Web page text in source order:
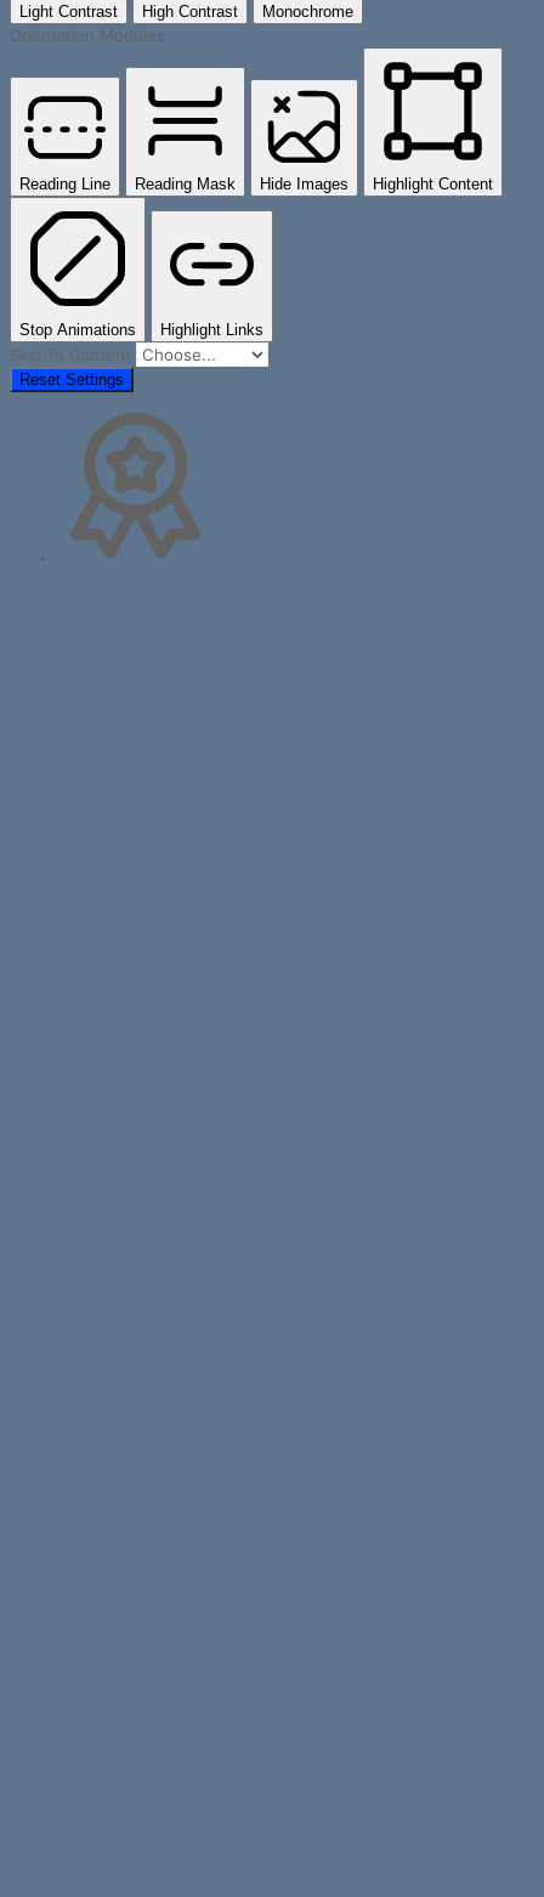
Light Contrast High Contrast Monochrome
Orientation Modules
Reading Line Reading Mask Hide Images Highlight Content
Stop Animations Highlight Links
Skip To Content
Reset Settings